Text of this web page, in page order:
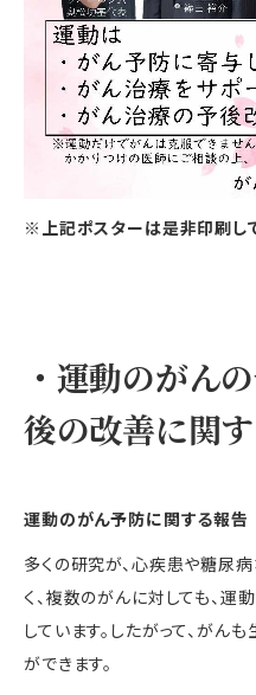
※上記ポスターは是非印刷し
・運動のがん
後の改善に関
運動のがん予防に関する報告
多くの研究が、心疾患や糖尿
く、複数のがんに対しても、
しています。したがって、がん
ができます。